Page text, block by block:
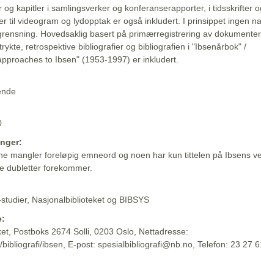
og kapitler i samlingsverker og konferanserapporter, i tidsskrifter
til videogram og lydopptak er også inkludert. I prinsippet ingen
Hovedsaklig basert på primærregistrering av dokumenter.
retrospektive bibliografier og bibliografien i "Ibsenårbok" /
to Ibsen" (1953-1997) er inkludert.
mangler foreløpig emneord og noen har kun tittelen på Ibsens
dubletter forekommer.
Nasjonalbiblioteket og BIBSYS
Postboks 2674 Solli, 0203 Oslo, Nettadresse:
ibsen, E-post: spesialbibliografi@nb.no, Telefon: 23 27